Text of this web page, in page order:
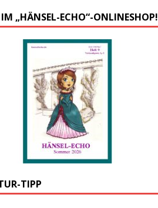
„HÄNSEL-ECHO“-ONLINESHOP!
TIPP